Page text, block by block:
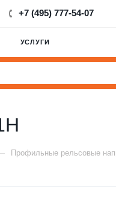
+7 (495) 777-54-07
УСЛУГИ
Профильные рельсовые